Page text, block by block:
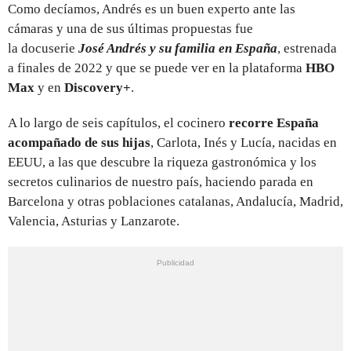
Como decíamos, Andrés es un buen experto ante las
cámaras y una de sus últimas propuestas fue
la docuserie José Andrés y su familia en España, estrenada
a finales de 2022 y que se puede ver en la plataforma HBO
Max y en Discovery+.
A lo largo de seis capítulos, el cocinero recorre España
acompañado de sus hijas, Carlota, Inés y Lucía, nacidas en
EEUU, a las que descubre la riqueza gastronómica y los
secretos culinarios de nuestro país, haciendo parada en
Barcelona y otras poblaciones catalanas, Andalucía, Madrid,
Valencia, Asturias y Lanzarote.